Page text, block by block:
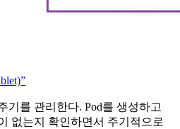
기를 관리한다. Pod를 생성하고
없는지 확인하면서 주기적으로